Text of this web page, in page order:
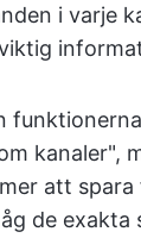
i varje
kanaler",
att spara
de exakta